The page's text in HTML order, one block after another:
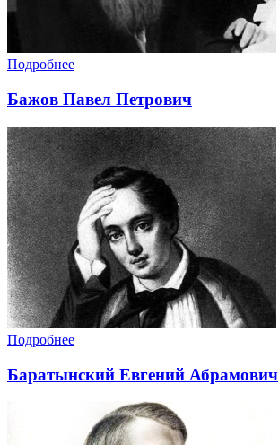
Подробнее
Бажов Павел Петрович
Подробнее
Баратынский Евгений Абрамович